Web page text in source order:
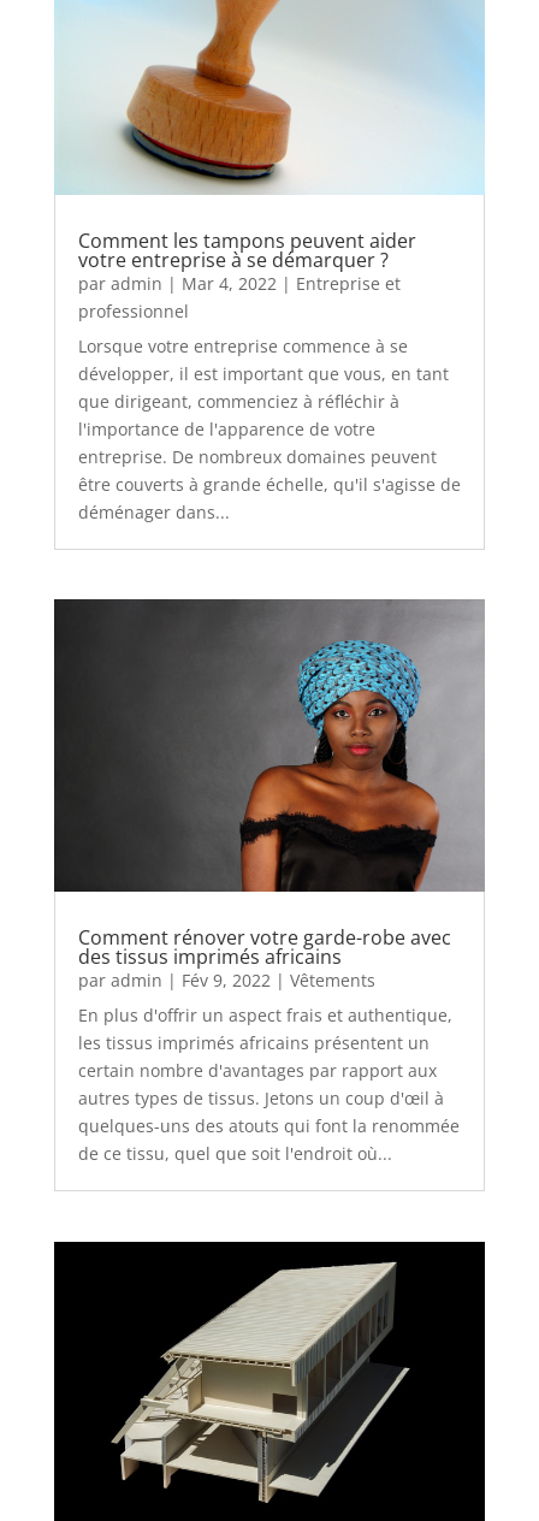
Comment les tampons peuvent aider
votre entreprise à se démarquer ?
par admin | Mar 4, 2022| Entreprise et
professionnel
Lorsque votre entreprise commence à se
développer, il est important que vous, en tant
que dirigeant, commenciez à réfléchir à
l'importance de l'apparence de votre
entreprise. De nombreux domaines peuvent
être couverts à grande échelle, qu'il s'agisse de
déménager dans...
Comment rénover votre garde-robe avec
des tissus imprimés africains
par admin | Fév 9, 2022| Vêtements
En plus d'offrir un aspect frais et authentique,
les tissus imprimés africains présentent un
certain nombre d'avantages par rapport aux
autres types de tissus. Jetons un coup d'œil à
quelques-uns des atouts qui font la renommée
de ce tissu, quel que soit l'endroit où...